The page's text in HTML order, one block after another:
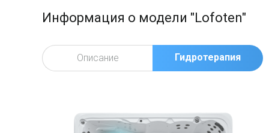
Информация о модели "Lofoten"
Описание Гидротерапия